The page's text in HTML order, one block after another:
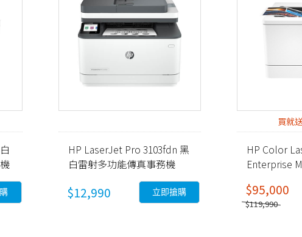
HP LaserJet Pro 3103fdn 黑
白雷射多功能傳真事務機
$12,990 立即搶購
買就
HP Color
Enterprise
$95,000
$119,990